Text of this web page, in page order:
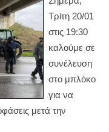
Τρίτη 20/01
στις 19:30
καλούμε σε
συνέλευση
στο μπλόκο
για να
μετά την